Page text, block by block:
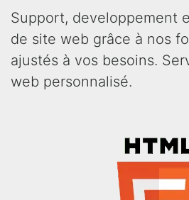
Support, developpement
de site web grâce à nos
ajustés à vos besoins.
web personnalisé.